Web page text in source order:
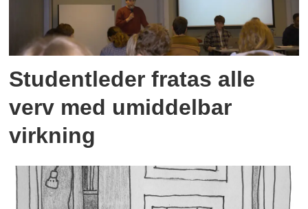
Studentleder fratas alle
verv med umiddelbar
virkning